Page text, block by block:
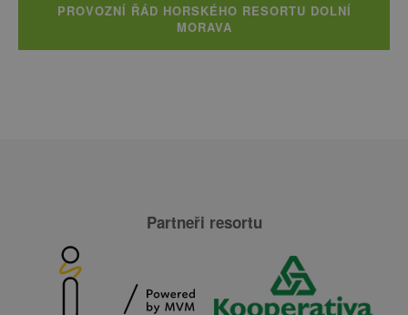
PROVOZNÍ ŘÁD HORSKÉHO RESORTU DOLNÍ
MORAVA
Partneři resortu